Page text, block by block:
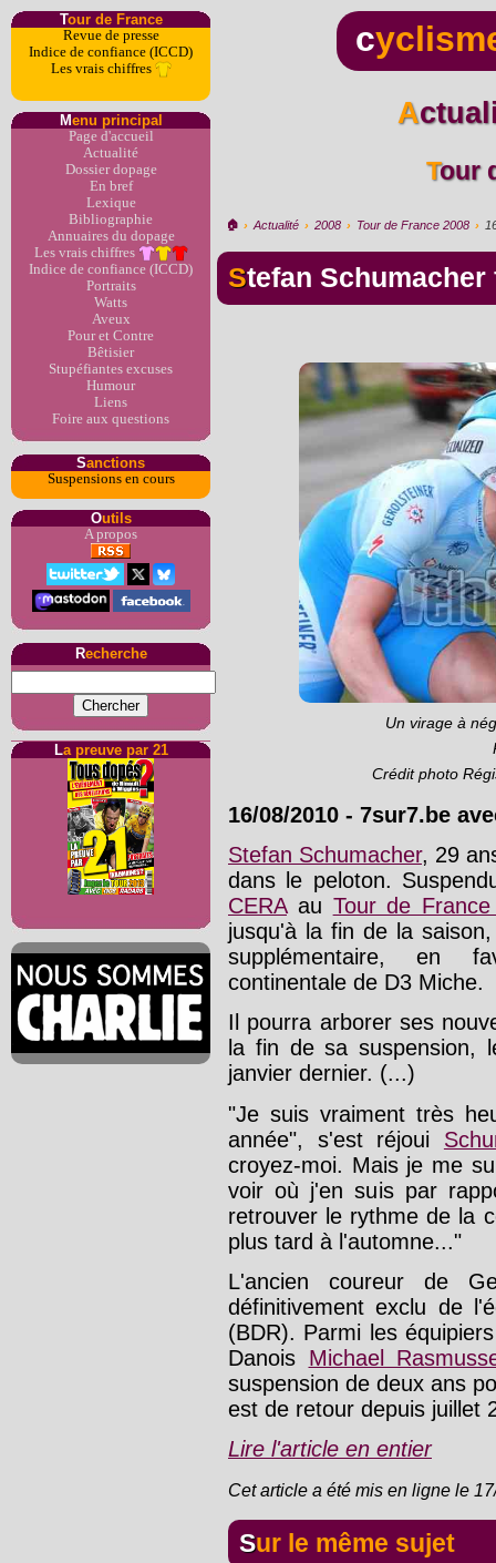
Tour de France
Revue de presse
Indice de confiance (ICCD)
Les vrais chiffres
Menu principal
Page d'accueil
Actualité
Dossier dopage
En bref
Lexique
Bibliographie
Annuaires du dopage
Les vrais chiffres
Indice de confiance (ICCD)
Portraits
Watts
Aveux
Pour et Contre
Bêtisier
Stupéfiantes excuses
Humour
Liens
Foire aux questions
Sanctions
Suspensions en cours
Outils
A propos
Recherche
La preuve par 21
c
🏠︎ › Actualité › 2008 › Tour de France 2008 ›
Stefan
Un virage à
Crédit photo
16/08/2010 - 7sur7.be
Stefan Schumacher, 29
dans le peloton.
CERAau Tour de
jusqu'à la fin de la
supplémentaire, en
continentale de D3 Miche.
Il pourra arborer ses
la fin de sa suspension,
janvier dernier. (...)
"Je suis vraiment très
année", s'est réjoui
croyez-moi. Mais je me
voir où j'en suis par
retrouver le rythme de la
plus tard à l'automne..."
L'ancien coureur de
définitivement exclu de
(BDR). Parmi les
Danois Michael
suspension de deux ans
est de retour depuis juillet
Lire l'article en entier
Cet article a été mis en ligne le
Sur le même sujet